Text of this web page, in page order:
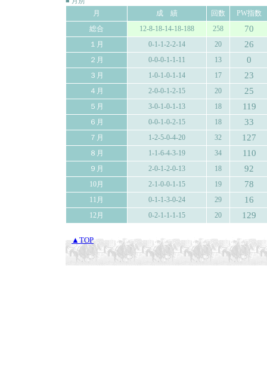
月 成 績 回数
PW指数
総合
12-8-18-14-18-188 258 70
１月 0-1-1-2-2-14 20 26
２月 0-0-0-1-1-11 13 0
３月 1-0-1-0-1-14 17 23
４月 2-0-0-1-2-15 20 25
５月 3-0-1-0-1-13 18 119
６月 0-0-1-0-2-15 18 33
７月 1-2-5-0-4-20 32 127
８月 1-1-6-4-3-19 34 110
９月 2-0-1-2-0-13 18 92
10月 2-1-0-0-1-15 19 78
11月 0-1-1-3-0-24 29 16
12月 0-2-1-1-1-15 20 129
▲TOP